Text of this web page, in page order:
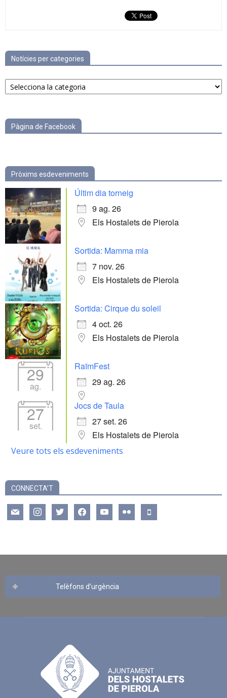
Notícies per categories
Notícies
per
Pàgina de Facebook
Pròxims esdeveniments
Últim dia torneig
9 ag. 26
Els Hostalets de Pierola
Sortida: Mamma mia
7 nov. 26
Els Hostalets de Pierola
Sortida: Cirque du soleil
4 oct. 26
Els Hostalets de Pierola
29
ag.
RaïmFest
29 ag. 26
27
set.
Jocs de Taula
27 set. 26
Els Hostalets de Pierola
Veure tots els esdeveniments
CONNECTA’T
mail instagramtwitter facebookyoutube flickr mobile
Telèfons d’urgència